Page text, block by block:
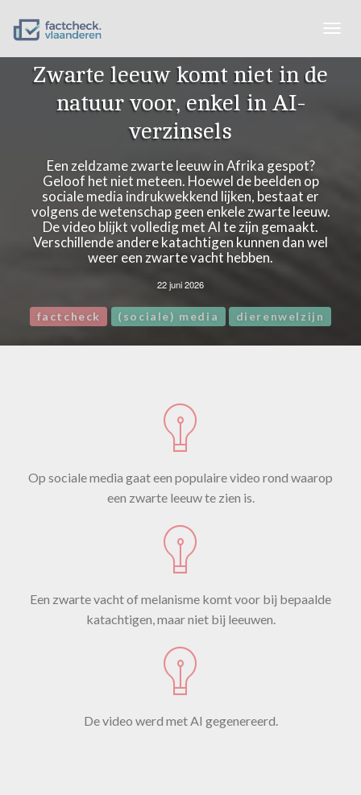
Zwarte leeuw komt niet in de
natuur voor, enkel in AI-
verzinsels
Een zeldzame zwarte leeuw in Afrika gespot?
Geloof het niet meteen. Hoewel de beelden op
sociale media indrukwekkend lijken, bestaat er
volgens de wetenschap geen enkele zwarte leeuw.
De video blijkt volledig met AI te zijn gemaakt.
Verschillende andere katachtigen kunnen dan wel
weer een zwarte vacht hebben.
22 juni 2026
factcheck (sociale) media dierenwelzijn
Op sociale media gaat een populaire video rond waarop
een zwarte leeuw te zien is.
Een zwarte vacht of melanisme komt voor bij bepaalde
katachtigen, maar niet bij leeuwen.
De video werd met AI gegenereerd.